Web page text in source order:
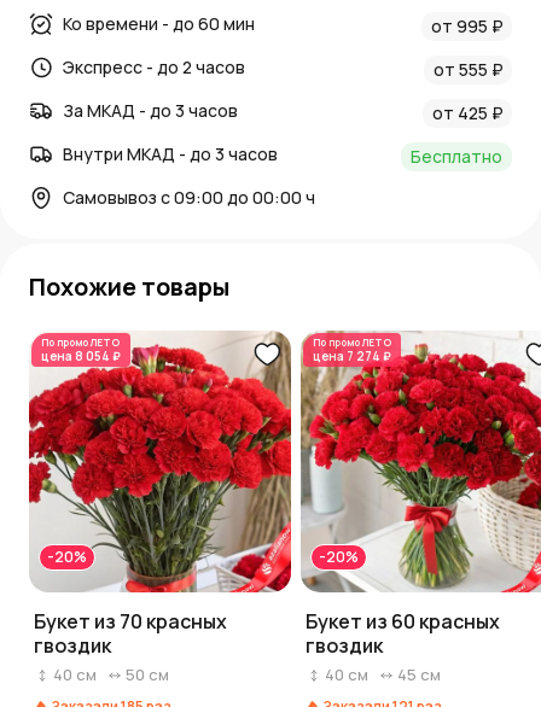
Ко времени - до 60 мин
от 995 ₽
Экспресс - до 2 часов
от 555 ₽
За МКАД - до 3 часов
от 425 ₽
Внутри МКАД - до 3 часов
Бесплатно
Самовывоз с 09:00 до 00:00 ч
Похожие товары
По промоЛЕТО
цена 8 054 ₽
-20%
Букет из 70 красных
гвоздик
40 см 50 см
По промоЛЕТО
цена 7 274 ₽
-20%
Букет из 60 красных
гвоздик
40 см 45 см